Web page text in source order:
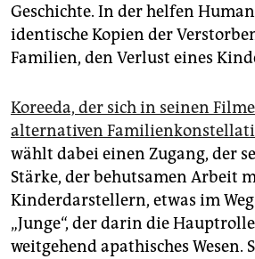
Geschichte. In der helfen
identische Kopien der
Familien, den Verlust eines
Koreeda, der sich in seinen
alternativen
wählt dabei einen Zugang, der
Stärke, der behutsamen Arbeit
Kinderdarstellern, etwas im
„Junge“, der darin die
weitgehend apathisches Wesen.